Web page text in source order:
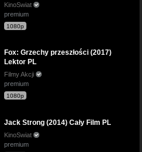
KinoSwiat
premium
1080p
Fox: Grzechy przeszłości (2017)
Lektor PL
Filmy Akcji
premium
1080p
Jack Strong (2014) Cały Film PL
KinoSwiat
premium